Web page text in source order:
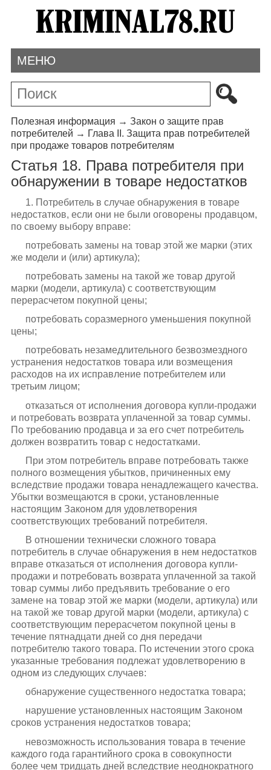
МЕНЮ
Полезная информация → Закон о защите прав
потребителей → Глава II. Защита прав потребителей
при продаже товаров потребителям
Статья 18. Права потребителя при
обнаружении в товаре недостатков
1. Потребитель в случае обнаружения в товаре
недостатков, если они не были оговорены продавцом,
по своему выбору вправе:
потребовать замены на товар этой же марки (этих
же модели и (или) артикула);
потребовать замены на такой же товар другой
марки (модели, артикула) с соответствующим
перерасчетом покупной цены;
потребовать соразмерного уменьшения покупной
цены;
потребовать незамедлительного безвозмездного
устранения недостатков товара или возмещения
расходов на их исправление потребителем или
третьим лицом;
отказаться от исполнения договора купли-продажи
и потребовать возврата уплаченной за товар суммы.
По требованию продавца и за его счет потребитель
должен возвратить товар с недостатками.
При этом потребитель вправе потребовать также
полного возмещения убытков, причиненных ему
вследствие продажи товара ненадлежащего качества.
Убытки возмещаются в сроки, установленные
настоящим Законом для удовлетворения
соответствующих требований потребителя.
В отношении технически сложного товара
потребитель в случае обнаружения в нем недостатков
вправе отказаться от исполнения договора купли-
продажи и потребовать возврата уплаченной за такой
товар суммы либо предъявить требование о его
замене на товар этой же марки (модели, артикула) или
на такой же товар другой марки (модели, артикула) с
соответствующим перерасчетом покупной цены в
течение пятнадцати дней со дня передачи
потребителю такого товара. По истечении этого срока
указанные требования подлежат удовлетворению в
одном из следующих случаев:
обнаружение существенного недостатка товара;
нарушение установленных настоящим Законом
сроков устранения недостатков товара;
невозможность использования товара в течение
каждого года гарантийного срока в совокупности
более чем тридцать дней вследствие неоднократного